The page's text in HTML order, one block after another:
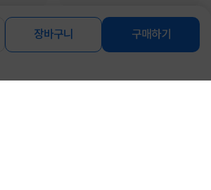
장바구니 구매하기
원대◀ LG
[LG전자] 노트북 서류가방, LG정품 노
트북용 가방 39.6cm (15.6형)
14,500원